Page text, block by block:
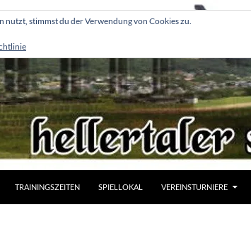
TRAININGSZEITEN SPIELLOKAL VEREINSTURNIERE
stimmst du der Verwendung von Cookies zu.